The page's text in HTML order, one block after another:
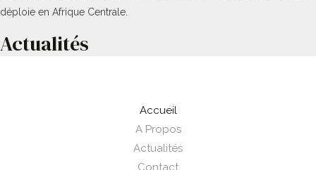
déploie en Afrique Centrale.
Actualités
Accueil
A Propos
Actualités
Contact